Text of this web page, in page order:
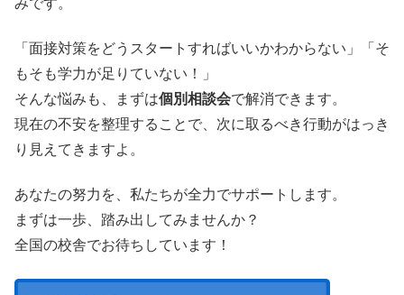
「面接対策をどうスタートすればいいかわからない」「そ
もそも学力が足りていない！」
そんな悩みも、まずは個別相談会で解消できます。
現在の不安を整理することで、次に取るべき行動がはっき
り見えてきますよ。
あなたの努力を、私たちが全力でサポートします。
まずは一歩、踏み出してみませんか？
全国の校舎でお待ちしています！